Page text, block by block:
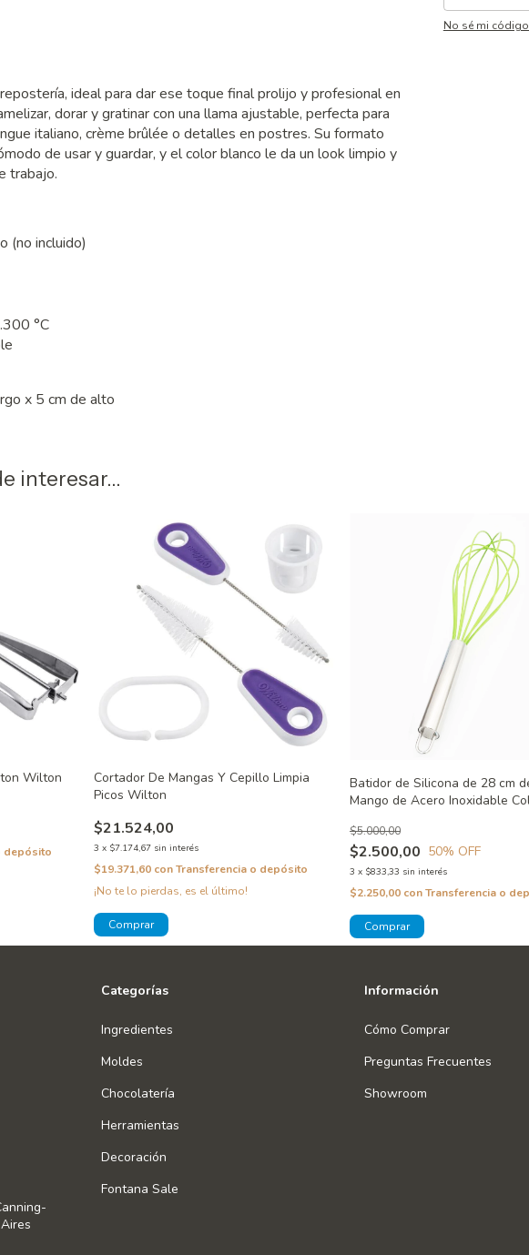
No sé mi
ideal para dar ese toque final prolijo y profesional en
dorar y gratinar con una llama ajustable, perfecta para
italiano, crème brûlée o detalles en postres. Su formato
de usar y guardar, y el color blanco le da un look limpio y
trabajo.
(no incluido)
°C
x 5 cm de alto
interesar...
Wilton
depósito
Cortador De Mangas Y Cepillo Limpia
Picos Wilton
$21.524,00
3 x $7.174,67 sin interés
$19.371,60 conTransferencia o depósito
¡No te lo pierdas, es el último!
Batidor de Silicona de 28 cm
Mango de Acero Inoxidable
$2.500,00
$5.000,00
50% OFF
3 x $833,33 sin interés
$2.250,00 conTransferencia o
Categorías
Ingredientes
Moldes
Chocolatería
Herramientas
Decoración
Fontana Sale
Información
Cómo Comprar
Preguntas Frecuentes
Showroom